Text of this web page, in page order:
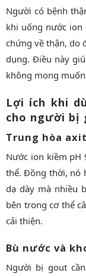
Người có bệnh
khi uống nước ion
chứng về thận, do
dụng. Điều này
không mong
Lợi ích khi
cho người bị
Trung hòa
Nước ion kiềm pH
thể. Đồng thời, nó
dạ dày mà nhiều
bên trong cơ thể
cải thiện.
Bù nước và
Người bị gout